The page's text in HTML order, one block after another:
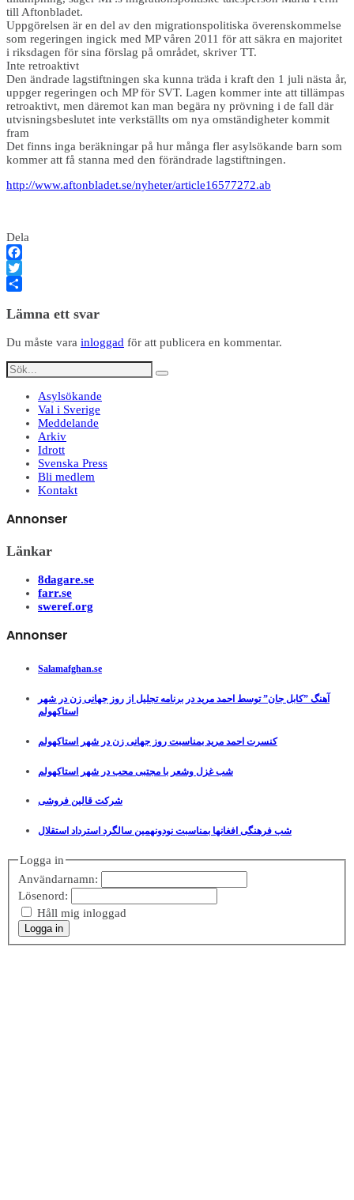
till Aftonbladet.
Uppgörelsen är en del av den migrationspolitiska överenskommelse
som regeringen ingick med MP våren 2011 för att säkra en majoritet
i riksdagen för sina förslag på området, skriver TT.
Inte retroaktivt
Den ändrade lagstiftningen ska kunna träda i kraft den 1 juli nästa år,
uppger regeringen och MP för SVT. Lagen kommer inte att tillämpas
retroaktivt, men däremot kan man begära ny prövning i de fall där
utvisningsbeslutet inte verkställts om nya omständigheter kommit
fram
Det finns inga beräkningar på hur många fler asylsökande barn som
kommer att få stanna med den förändrade lagstiftningen.
http://www.aftonbladet.se/nyheter/article16577272.ab
Dela
Facebook
Twitter
Lämna ett svar
Du måste vara inloggad för att publicera en kommentar.
Asylsökande
Val i Sverige
Meddelande
Arkiv
Idrott
Svenska Press
Bli medlem
Kontakt
Annonser
Länkar
8dagare.se
farr.se
sweref.org
Annonser
Salamafghan.se
آهنگ ”کابل جان” توسط احمد مرید در برنامه تجلیل از روز جهانی زن در شهر
استاکهولم
کنسرت احمد مرید بمناسبت روز جهانی زن در شهر استاکهولم
شب غزل وشعر با مجتبی محب در شهر استاکهولم
شرکت قالین فروشی
شب فرهنگی افغانها بمناسبت نودونهمین سالگرد استرداد استقلال
Logga in
Användarnamn:
Lösenord:
Håll mig inloggad
Logga in